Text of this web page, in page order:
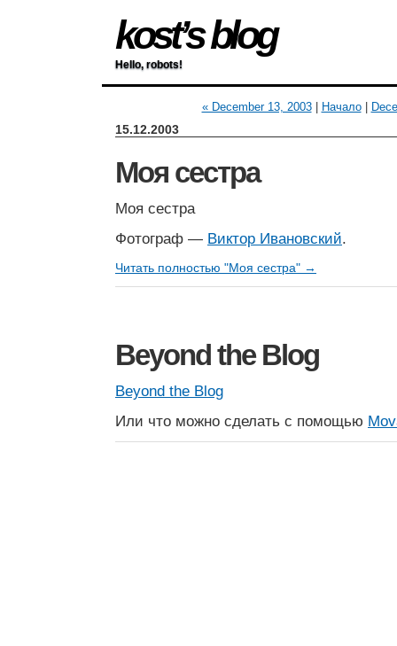
kost’s blog
Hello, robots!
« December 13, 2003| Начало|
15.12.2003
Моя сестра
Моя сестра
Фотограф — Виктор Ивановский.
Читать полностью "Моя сестра" →
Beyond the Blog
Beyond the Blog
Или что можно сделать с помощью